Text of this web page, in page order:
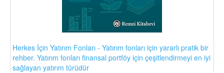
Herkes İçin Yatırım Fonları - Yatırım fonları için yararlı pratik bir
rehber. Yatırım fonları finansal portföy için çeşitlendirmeyi en iyi
sağlayan yatırım türüdür